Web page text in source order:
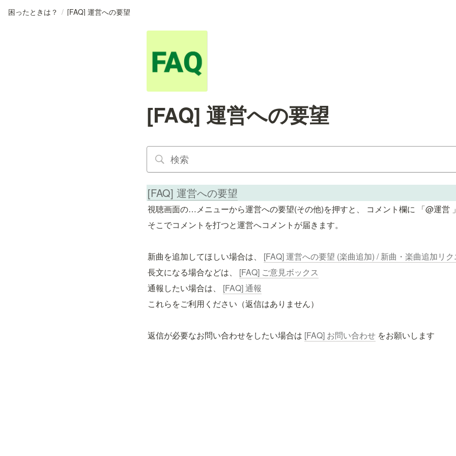
困ったときは？ / [FAQ] 運営への要望
[FAQ] 運営への要望
[FAQ] 運営への要望
視聴画面の…メニューから運営への要望(その他)を押すと、 コメント欄に 「@運営
そこでコメントを打つと運営へコメントが届きます。
新曲を追加してほしい場合は、 [FAQ] 運営への要望 (楽曲追加) / 新曲・楽曲追加リ
長文になる場合などは、 [FAQ] ご意見ボックス
通報したい場合は、 [FAQ] 通報
これらをご利用ください（返信はありません）
返信が必要なお問い合わせをしたい場合は [FAQ] お問い合わせ をお願いします